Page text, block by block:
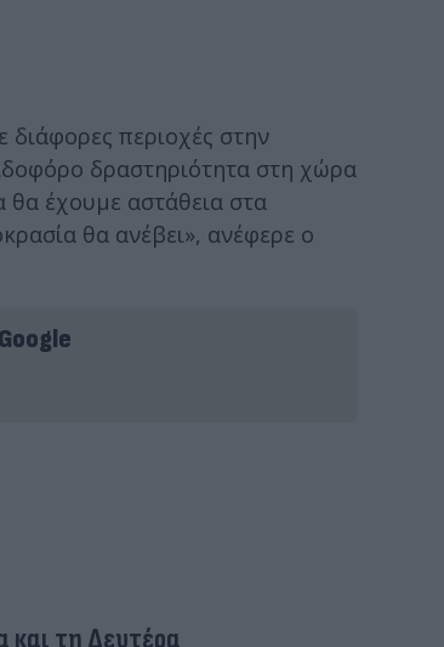
διάφορες περιοχές στην
δραστηριότητα στη χώρα
θα έχουμε αστάθεια στα
θα ανέβει», ανέφερε ο
Google
και τη Δευτέρα